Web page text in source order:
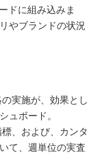
ドに組み込みま
やブランドの状況
実施が、効果とし
ュボード。
、および、カンタ
て、週単位の実査